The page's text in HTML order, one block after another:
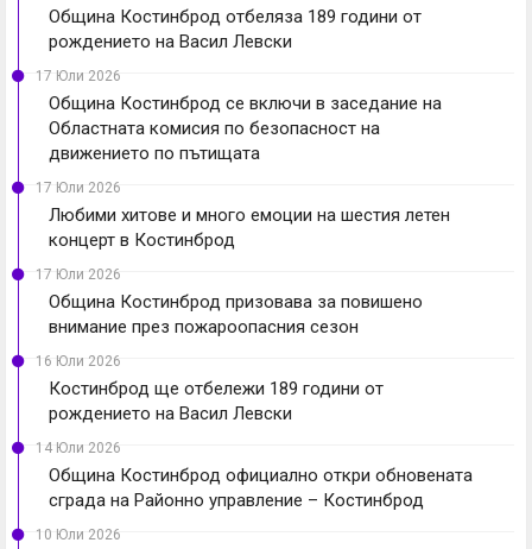
Община Костинброд отбеляза 189 години от
рождението на Васил Левски
17 Юли 2026
Община Костинброд се включи в заседание на
Областната комисия по безопасност на
движението по пътищата
17 Юли 2026
Любими хитове и много емоции на шестия летен
концерт в Костинброд
17 Юли 2026
Община Костинброд призовава за повишено
внимание през пожароопасния сезон
16 Юли 2026
Костинброд ще отбележи 189 години от
рождението на Васил Левски
14 Юли 2026
Община Костинброд официално откри обновената
сграда на Районно управление – Костинброд
10 Юли 2026